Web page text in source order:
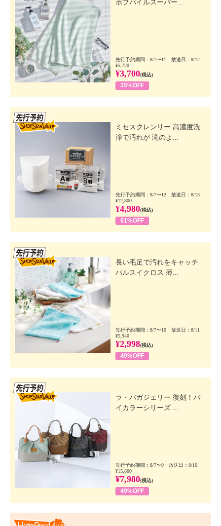
ボブパイルスーパー...
先行予約期間：8/7〜11 放送日：8/12
¥5,720
¥3,700(税込)
35%OFF
ミセスクレンリー 高濃度洗
浄で汚れが 滝のよ...
先行予約期間：8/7〜12 放送日：8/13
¥12,800
¥4,980(税込)
61%OFF
長い毛足で汚れをキャッチ
パルスイクロス 薄...
先行予約期間：8/7〜10 放送日：8/11
¥5,940
¥2,998(税込)
49%OFF
ラ・バガジェリー 復刻！バ
イカラーシリーズ ...
先行予約期間：8/7〜9 放送日：8/10
¥15,800
¥7,980(税込)
49%OFF